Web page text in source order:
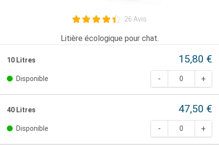
26 Avis
Litière écologique pour chat.
10 Litres 15,80 €
Disponible
40 Litres 47,50 €
Disponible